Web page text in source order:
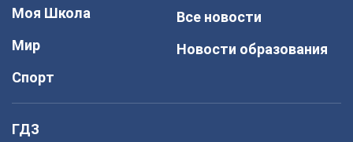
Моя Школа
Мир
Спорт
Все новости
Новости образования
ГДЗ